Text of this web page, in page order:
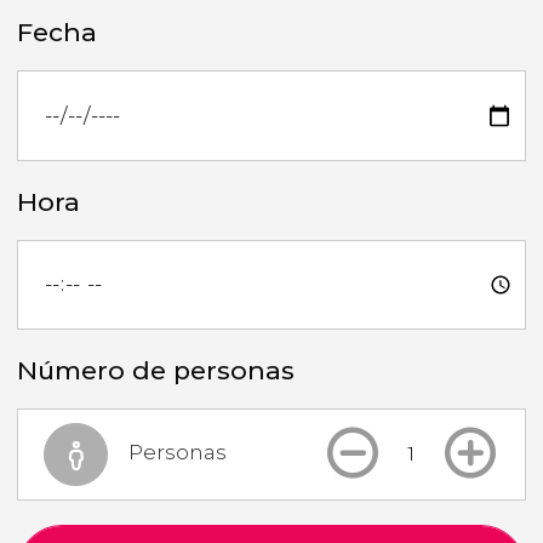
Fecha
Hora
Número de personas
Personas